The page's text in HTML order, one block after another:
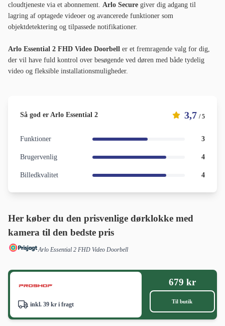
cloudtjeneste via et abonnement. Arlo Secure giver dig adgang til
lagring af optagede videoer og avancerede funktioner som
objektdetektering og tilpassede notifikationer.
Arlo Essential 2 FHD Video Doorbell er et fremragende valg for dig,
der vil have fuld kontrol over besøgende ved døren med både tydelig
video og fleksible installationsmuligheder.
Så god er Arlo Essential 2 3,7 / 5
Funktioner 3
Brugervenlig 4
Billedkvalitet 4
Her køber du den prisvenlige dørklokke med
kamera til den bedste pris
Arlo Essential 2 FHD Video Doorbell
inkl. 39 kr i fragt
679 kr
Til butik